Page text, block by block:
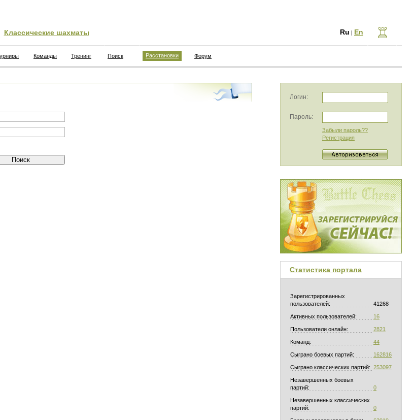
Классические шахматы Ru | En
Команды Тренинг Поиск Расстановки Форум
Логин:
Пароль:
Забыли пароль??
Регистрация
Статистика портала
Зарегистрированных
пользователей:
41268
Активных пользователей: 16
Пользователи онлайн: 2821
Команд: 44
Сыграно боевых партий: 162816
Сыграно классических партий: 253097
Незавершенных боевых
партий:
0
Незавершенных классических
партий:
0